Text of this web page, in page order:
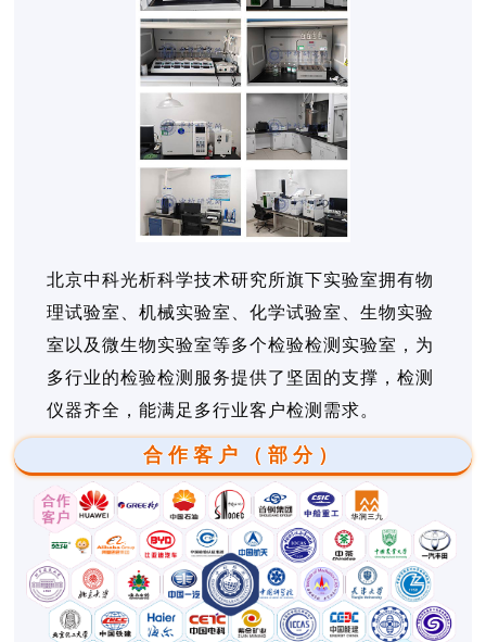
北京中科光析科学技术研究所旗下实验室拥有物
理试验室、机械实验室、化学试验室、生物实验
室以及微生物实验室等多个检验检测实验室，为
多行业的检验检测服务提供了坚固的支撑，检测
仪器齐全，能满足多行业客户检测需求。
合作客户（部分）